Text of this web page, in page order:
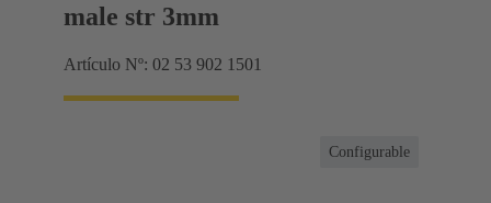
male str 3mm
Artículo Nº: 02 53 902 1501
Configurable